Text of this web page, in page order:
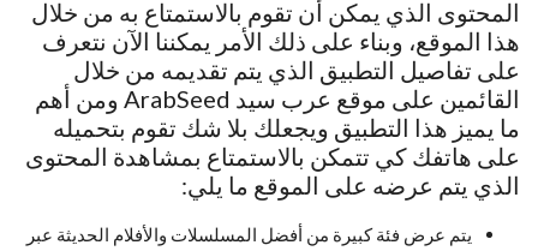
المحتوى الذي يمكن أن تقوم بالاستمتاع به من خلال
هذا الموقع، وبناء على ذلك الأمر يمكننا الآن نتعرف
على تفاصيل التطبيق الذي يتم تقديمه من خلال
القائمين على موقع عرب سيد ArabSeed ومن أهم
ما يميز هذا التطبيق ويجعلك بلا شك تقوم بتحميله
على هاتفك كي تتمكن بالاستمتاع بمشاهدة المحتوى
الذي يتم عرضه على الموقع ما يلي:
يتم عرض فئة كبيرة من أفضل المسلسلات والأفلام الحديثة عبر